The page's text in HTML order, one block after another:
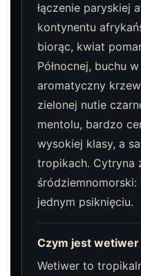
łączenie paryskiej
kontynentu
biorąc, kwiat
Północnej, buchu
aromatyczny
zielonej nutie
mentolu, bardzo
wysokiej klasy, a
tropikach. Cytryna
jednym psiknięciu.
Czym jest
Wetiwer to